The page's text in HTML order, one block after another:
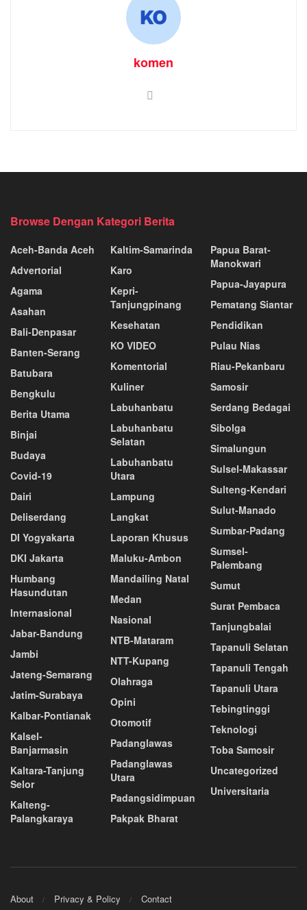
komen
Browse Dengan Kategori Berita
Aceh-Banda Aceh
Advertorial
Agama
Asahan
Bali-Denpasar
Banten-Serang
Batubara
Bengkulu
Berita Utama
Binjai
Budaya
Covid-19
Dairi
Deliserdang
DI Yogyakarta
DKI Jakarta
Humbang
Hasundutan
Internasional
Jabar-Bandung
Jambi
Jateng-Semarang
Jatim-Surabaya
Kalbar-Pontianak
Kalsel-
Banjarmasin
Kaltara-Tanjung
Selor
Kalteng-
Palangkaraya
Kaltim-Samarinda
Karo
Kepri-
Tanjungpinang
Kesehatan
KO VIDEO
Komentorial
Kuliner
Labuhanbatu
Labuhanbatu
Selatan
Labuhanbatu
Utara
Lampung
Langkat
Laporan Khusus
Maluku-Ambon
Mandailing Natal
Medan
Nasional
NTB-Mataram
NTT-Kupang
Olahraga
Opini
Otomotif
Padanglawas
Padanglawas
Utara
Padangsidimpuan
Pakpak Bharat
Papua Barat-
Manokwari
Papua-Jayapura
Pematang Siantar
Pendidikan
Pulau Nias
Riau-Pekanbaru
Samosir
Serdang Bedagai
Sibolga
Simalungun
Sulsel-Makassar
Sulteng-Kendari
Sulut-Manado
Sumbar-Padang
Sumsel-
Palembang
Sumut
Surat Pembaca
Tanjungbalai
Tapanuli Selatan
Tapanuli Tengah
Tapanuli Utara
Tebingtinggi
Teknologi
Toba Samosir
Uncategorized
Universitaria
About Privacy & Policy Contact